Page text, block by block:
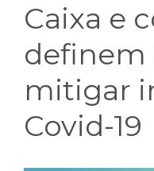
Caixa e
definem
mitigar
Covid-19